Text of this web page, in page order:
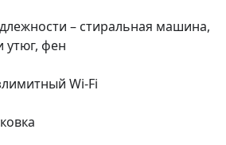
– стиральная машина,
утюг, фен
Wi-Fi